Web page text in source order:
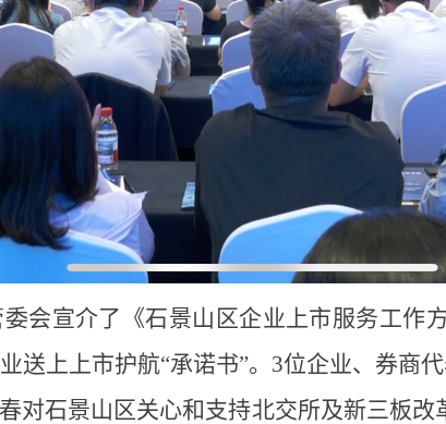
会宣介了《石景山区企业上市服务工作
送上上市护航“承诺书”。3位企业、券商代
对石景山区关心和支持北交所及新三板